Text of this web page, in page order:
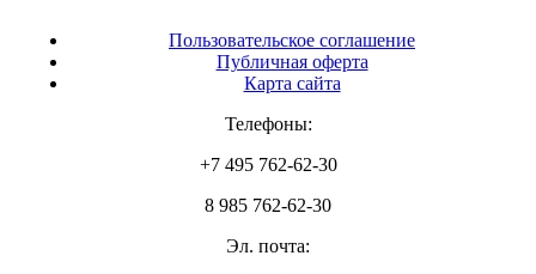
Пользовательское соглашение
Публичная оферта
Карта сайта
Телефоны:
+7 495 762-62-30
8 985 762-62-30
Эл. почта: